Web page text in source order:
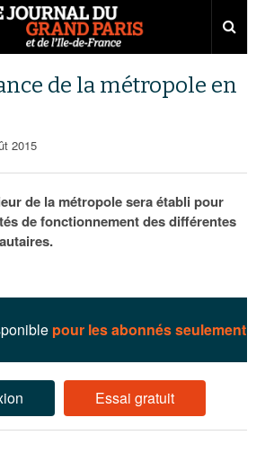
de la métropole en
2015
de la métropole sera établi pour
de fonctionnement des différentes
pour les abonnés seulement
Essai gratuit